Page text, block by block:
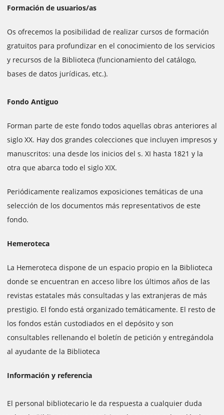
Formación de usuarios/as
Os ofrecemos la posibilidad de realizar cursos de formación
gratuitos para profundizar en el conocimiento de los servicios
y recursos de la Biblioteca (funcionamiento del catálogo,
bases de datos jurídicas, etc.).
Fondo Antiguo
Forman parte de este fondo todos aquellas obras anteriores al
siglo XX. Hay dos grandes colecciones que incluyen impresos y
manuscritos: una desde los inicios del s. XI hasta 1821 y la
otra que abarca todo el siglo XIX.
Periódicamente realizamos exposiciones temáticas de una
selección de los documentos más representativos de este
fondo.
Hemeroteca
La Hemeroteca dispone de un espacio propio en la Biblioteca
donde se encuentran en acceso libre los últimos años de las
revistas estatales más consultadas y las extranjeras de más
prestigio. El fondo está organizado temáticamente. El resto de
los fondos están custodiados en el depósito y son
consultables rellenando el boletín de petición y entregándola
al ayudante de la Biblioteca
Información y referencia
El personal bibliotecario le da respuesta a cualquier duda